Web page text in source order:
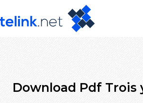
Download Pdf Trois